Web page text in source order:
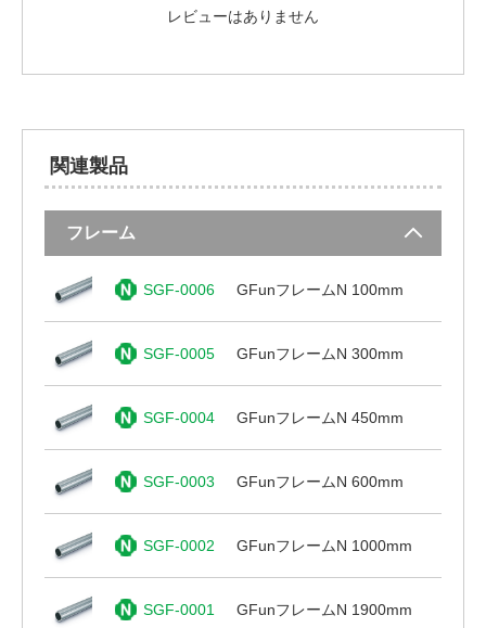
レビューはありません
関連製品
フレーム
SGF-0006 GFunフレームN 100mm
SGF-0005 GFunフレームN 300mm
SGF-0004 GFunフレームN 450mm
SGF-0003 GFunフレームN 600mm
SGF-0002 GFunフレームN 1000mm
SGF-0001 GFunフレームN 1900mm